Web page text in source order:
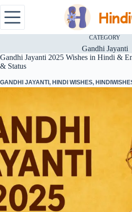
CATEGORY
Gandhi Jayanti
Gandhi Jayanti 2025 Wishes in Hindi &
& Status
GANDHI JAYANTI, HINDI WISHES,